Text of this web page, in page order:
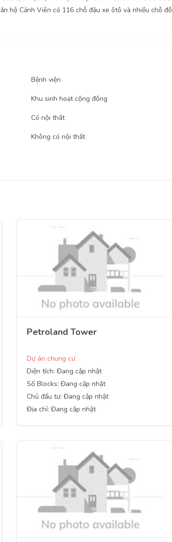
hộ Cảnh Viên có 116 chỗ đậu xe ôtô và nhiều chỗ đỗ
Bệnh viện
Khu sinh hoạt cộng đồng
Có nội thất
Không có nội thất
Petroland Tower
Dự án chung cư
Diện tích: Đang cập nhật
Số Blocks: Đang cập nhật
Chủ đầu tư: Đang cập nhật
Địa chỉ: Đang cập nhật